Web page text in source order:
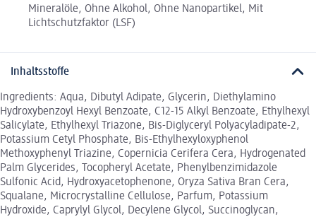
Mineralöle, Ohne Alkohol, Ohne Nanopartikel, Mit
Lichtschutzfaktor (LSF)
Inhaltsstoffe
Ingredients: Aqua, Dibutyl Adipate, Glycerin, Diethylamino
Hydroxybenzoyl Hexyl Benzoate, C12-15 Alkyl Benzoate, Ethylhexyl
Salicylate, Ethylhexyl Triazone, Bis-Diglyceryl Polyacyladipate-2,
Potassium Cetyl Phosphate, Bis-Ethylhexyloxyphenol
Methoxyphenyl Triazine, Copernicia Cerifera Cera, Hydrogenated
Palm Glycerides, Tocopheryl Acetate, Phenylbenzimidazole
Sulfonic Acid, Hydroxyacetophenone, Oryza Sativa Bran Cera,
Squalane, Microcrystalline Cellulose, Parfum, Potassium
Hydroxide, Caprylyl Glycol, Decylene Glycol, Succinoglycan,